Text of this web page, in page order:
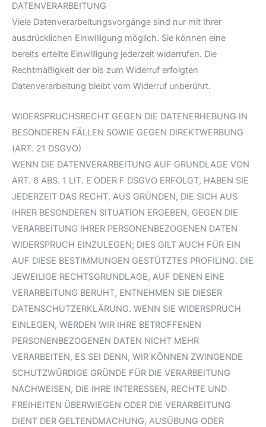
DATENVERARBEITUNG
Viele Datenverarbeitungsvorgänge sind nur mit Ihrer
ausdrücklichen Einwilligung möglich. Sie können eine
bereits erteilte Einwilligung jederzeit widerrufen. Die
Rechtmäßigkeit der bis zum Widerruf erfolgten
Datenverarbeitung bleibt vom Widerruf unberührt.
WIDERSPRUCHSRECHT GEGEN DIE DATENERHEBUNG IN
BESONDEREN FÄLLEN SOWIE GEGEN DIREKTWERBUNG
(ART. 21 DSGVO)
WENN DIE DATENVERARBEITUNG AUF GRUNDLAGE VON
ART. 6 ABS. 1 LIT. E ODER F DSGVO ERFOLGT, HABEN SIE
JEDERZEIT DAS RECHT, AUS GRÜNDEN, DIE SICH AUS
IHRER BESONDEREN SITUATION ERGEBEN, GEGEN DIE
VERARBEITUNG IHRER PERSONENBEZOGENEN DATEN
WIDERSPRUCH EINZULEGEN; DIES GILT AUCH FÜR EIN
AUF DIESE BESTIMMUNGEN GESTÜTZTES PROFILING. DIE
JEWEILIGE RECHTSGRUNDLAGE, AUF DENEN EINE
VERARBEITUNG BERUHT, ENTNEHMEN SIE DIESER
DATENSCHUTZERKLÄRUNG. WENN SIE WIDERSPRUCH
EINLEGEN, WERDEN WIR IHRE BETROFFENEN
PERSONENBEZOGENEN DATEN NICHT MEHR
VERARBEITEN, ES SEI DENN, WIR KÖNNEN ZWINGENDE
SCHUTZWÜRDIGE GRÜNDE FÜR DIE VERARBEITUNG
NACHWEISEN, DIE IHRE INTERESSEN, RECHTE UND
FREIHEITEN ÜBERWIEGEN ODER DIE VERARBEITUNG
DIENT DER GELTENDMACHUNG, AUSÜBUNG ODER